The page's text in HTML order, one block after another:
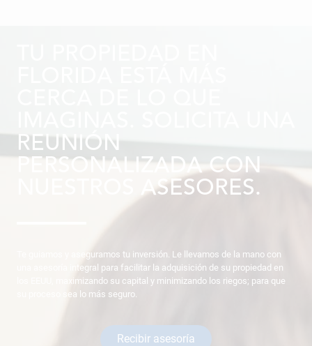
REUNIÓN
PERSONALIZADA CON
NUESTROS ASESORES.
Te guiamos y aseguramos tu inversión. Le llevamos de la mano con
una asesoría integral para facilitar la adquisición de su propiedad en
los EEUU, maximizando su capital y minimizando los riegos; para que
su proceso sea lo más seguro.
Recibir asesoría